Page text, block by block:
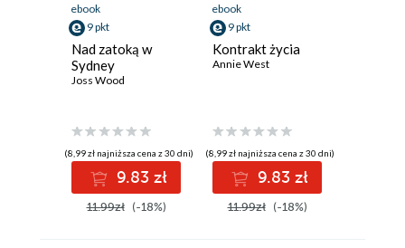
ebook
9 pkt
Nad zatoką w
Sydney
Joss Wood
(8,99 zł najniższa cena z 30 dni)
9.83 zł
11.99zł (-18%)
ebook
9 pkt
Kontrakt życia
Annie West
(8,99 zł najniższa cena z 30 dni)
9.83 zł
11.99zł (-18%)